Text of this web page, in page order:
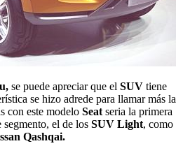
se puede apreciar que el SUV tiene
se hizo adrede para llamar más la
con este modelo Seat seria la primera
segmento, el de los SUV Light, como
Qashqai.